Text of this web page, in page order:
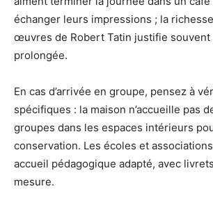
échanger leurs impressions ; la
œuvres de Robert Tatin justifie souvent
prolongée.
En cas d’arrivée en groupe, pensez à
spécifiques : la maison n’accueille pas
groupes dans les espaces intérieurs
conservation. Les écoles et
accueil pédagogique adapté, avec
mesure.